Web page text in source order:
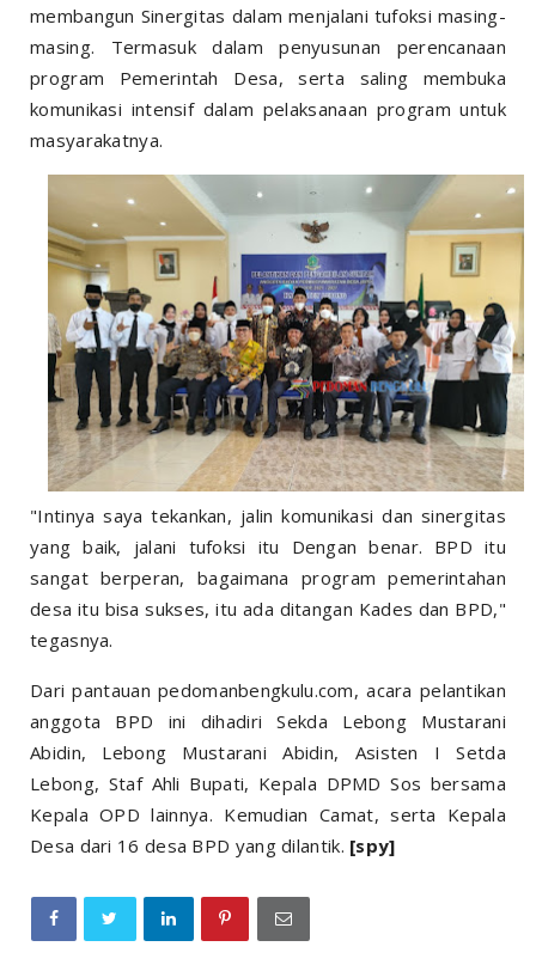
membangun Sinergitas dalam menjalani tufoksi masing-
masing. Termasuk dalam penyusunan perencanaan
program Pemerintah Desa, serta saling membuka
komunikasi intensif dalam pelaksanaan program untuk
masyarakatnya.
"Intinya saya tekankan, jalin komunikasi dan sinergitas
yang baik, jalani tufoksi itu Dengan benar. BPD itu
sangat berperan, bagaimana program pemerintahan
desa itu bisa sukses, itu ada ditangan Kades dan BPD,"
tegasnya.
Dari pantauan pedomanbengkulu.com, acara pelantikan
anggota BPD ini dihadiri Sekda Lebong Mustarani
Abidin, Lebong Mustarani Abidin, Asisten I Setda
Lebong, Staf Ahli Bupati, Kepala DPMD Sos bersama
Kepala OPD lainnya. Kemudian Camat, serta Kepala
Desa dari 16 desa BPD yang dilantik. [spy]